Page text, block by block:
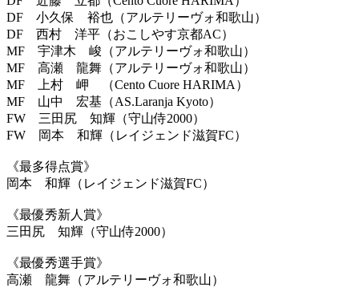
DF 小久保 裕也（アルテリーヴォ和歌山）
DF 西村 洋平（おこしやす京都AC）
MF 宇津木 峻（アルテリーヴォ和歌山）
MF 高瀬 龍舞（アルテリーヴォ和歌山）
MF 上村 岬 （Cento Cuore HARIMA）
MF 山中 宏基（AS.Laranja Kyoto）
FW 三田尻 知輝（守山侍2000）
FW 岡本 和輝（レイジェンド滋賀FC）
《最多得点賞》
岡本 和輝（レイジェンド滋賀FC）
《最優秀新人賞》
三田尻 知輝（守山侍2000）
《最優秀選手賞》
高瀬 龍舞（アルテリーヴォ和歌山）